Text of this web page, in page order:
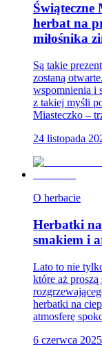
Świąteczne
herbat na
miłośnika
Są takie
zostaną
wspomnienia i
z takiej myśli
Miasteczko –
24 listopada
O herbacie
Herbatki na
smakiem i
Lato to nie
które aż
herbatki na
atmosferę
6 czerwca 2025